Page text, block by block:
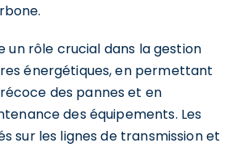
un rôle crucial dans la gestion
énergétiques, en permettant
des pannes et en
des équipements. Les
sur les lignes de transmission et